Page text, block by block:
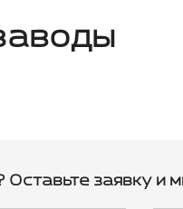
Оставьте заявку и